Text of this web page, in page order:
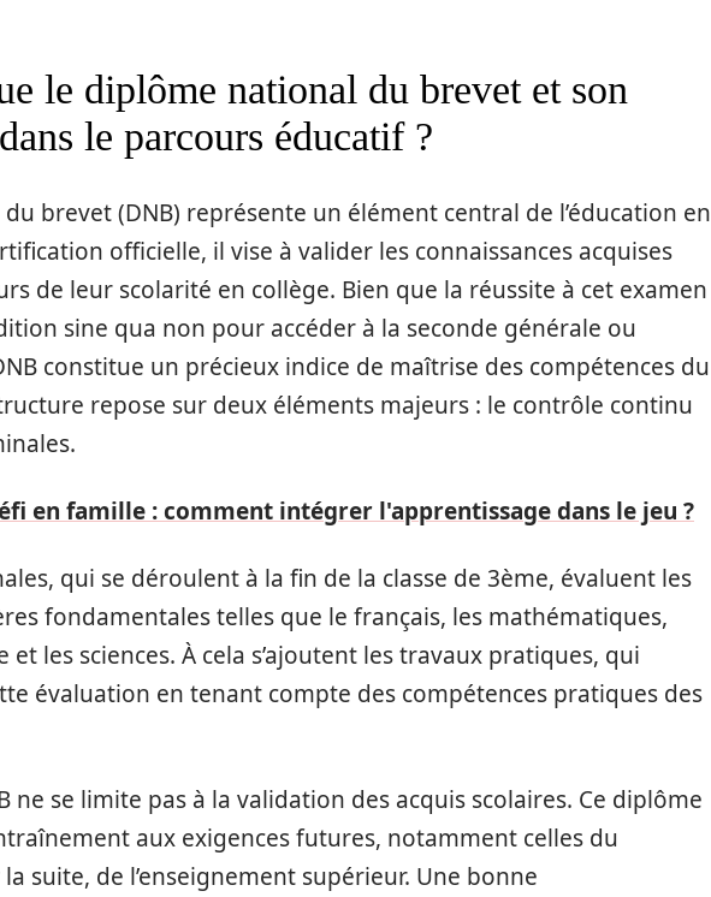
le diplôme national du brevet et son
le parcours éducatif ?
brevet (DNB) représente un élément central de l’éducation en
officielle, il vise à valider les connaissances acquises
de leur scolarité en collège. Bien que la réussite à cet examen
sine qua non pour accéder à la seconde générale ou
constitue un précieux indice de maîtrise des compétences du
repose sur deux éléments majeurs : le contrôle continu
en famille : comment intégrer l'apprentissage dans le jeu ?
qui se déroulent à la fin de la classe de 3ème, évaluent les
fondamentales telles que le français, les mathématiques,
et les sciences. À cela s’ajoutent les travaux pratiques, qui
évaluation en tenant compte des compétences pratiques des
ne se limite pas à la validation des acquis scolaires. Ce diplôme
aux exigences futures, notamment celles du
suite, de l’enseignement supérieur. Une bonne